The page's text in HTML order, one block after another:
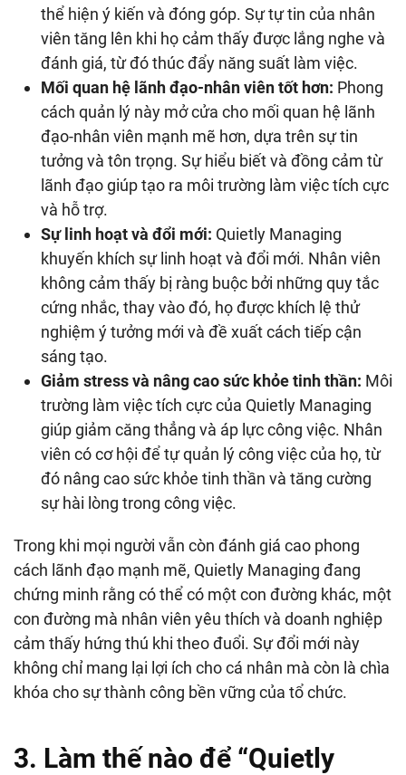
thể hiện ý kiến và đóng góp. Sự tự tin của nhân
viên tăng lên khi họ cảm thấy được lắng nghe và
đánh giá, từ đó thúc đẩy năng suất làm việc.
Mối quan hệ lãnh đạo-nhân viên tốt hơn: Phong
cách quản lý này mở cửa cho mối quan hệ lãnh
đạo-nhân viên mạnh mẽ hơn, dựa trên sự tin
tưởng và tôn trọng. Sự hiểu biết và đồng cảm từ
lãnh đạo giúp tạo ra môi trường làm việc tích cực
và hỗ trợ.
Sự linh hoạt và đổi mới: Quietly Managing
khuyến khích sự linh hoạt và đổi mới. Nhân viên
không cảm thấy bị ràng buộc bởi những quy tắc
cứng nhắc, thay vào đó, họ được khích lệ thử
nghiệm ý tưởng mới và đề xuất cách tiếp cận
sáng tạo.
Giảm stress và nâng cao sức khỏe tinh thần: Môi
trường làm việc tích cực của Quietly Managing
giúp giảm căng thẳng và áp lực công việc. Nhân
viên có cơ hội để tự quản lý công việc của họ, từ
đó nâng cao sức khỏe tinh thần và tăng cường
sự hài lòng trong công việc.
Trong khi mọi người vẫn còn đánh giá cao phong
cách lãnh đạo mạnh mẽ, Quietly Managing đang
chứng minh rằng có thể có một con đường khác, một
con đường mà nhân viên yêu thích và doanh nghiệp
cảm thấy hứng thú khi theo đuổi. Sự đổi mới này
không chỉ mang lại lợi ích cho cá nhân mà còn là chìa
khóa cho sự thành công bền vững của tổ chức.
3. Làm thế nào để “Quietly